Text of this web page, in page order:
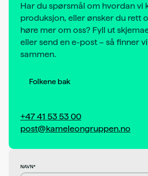
Har du spørsmål om hvordan vi
produksjon, eller ønsker du rett
høre mer om oss? Fyll ut
eller send en e-post – så finner
sammen.
Folkene bak
+47 41 53 53 00
post@kameleongruppen.no
NAVN*